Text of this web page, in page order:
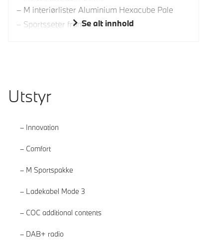
M interiørlister Aluminium Hexacube Pale
Sportsseter framSe alt innhold
Utstyr
Innovation
Comfort
M Sportspakke
Ladekabel Mode 3
COC additional contents
DAB+ radio